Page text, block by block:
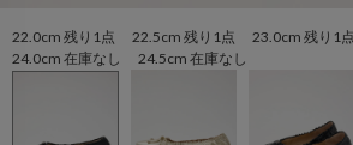
22.0cm 残り1点 22.5cm 残り1点 23.0cm 残り1
24.0cm 在庫なし 24.5cm 在庫なし